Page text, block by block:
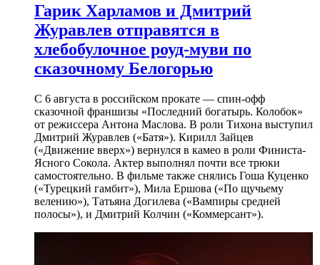
Гарик Харламов и Дмитрий
Журавлев отправятся в
хлебобулочное роуд-муви по
сказочному Белогорью
С 6 августа в российском прокате — спин-офф
сказочной франшизы «Последний богатырь. Колобок»
от режиссера Антона Маслова. В роли Тихона выступил
Дмитрий Журавлев («Батя»). Кирилл Зайцев
(«Движение вверх») вернулся в камео в роли Финиста-
Ясного Сокола. Актер выполнял почти все трюки
самостоятельно. В фильме также снялись Гоша Куценко
(«Турецкий гамбит»), Мила Ершова («По щучьему
велению»), Татьяна Догилева («Вампиры средней
полосы»), и Дмитрий Колчин («Коммерсант»).